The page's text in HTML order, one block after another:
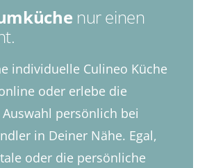
nur einen
individuelle Culineo Küche
oder erlebe die
persönlich bei
in Deiner Nähe. Egal,
oder die persönliche